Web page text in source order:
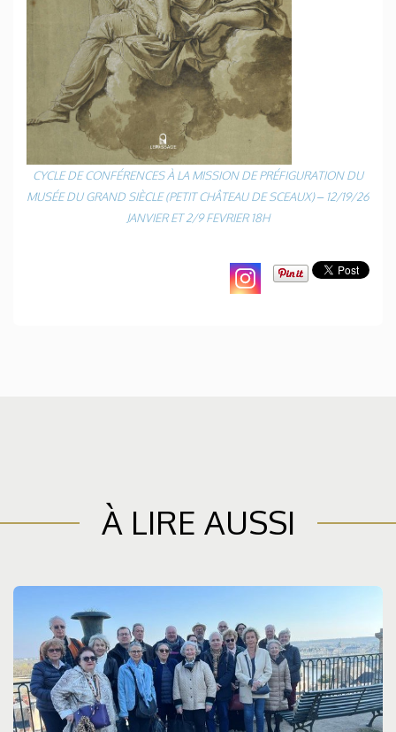
CYCLE DE CONFÉRENCES À LA MISSION DE PRÉFIGURATION DU
MUSÉE DU GRAND SIÈCLE (PETIT CHÂTEAU DE SCEAUX) – 12/19/26
JANVIER ET 2/9 FEVRIER 18H
À LIRE AUSSI